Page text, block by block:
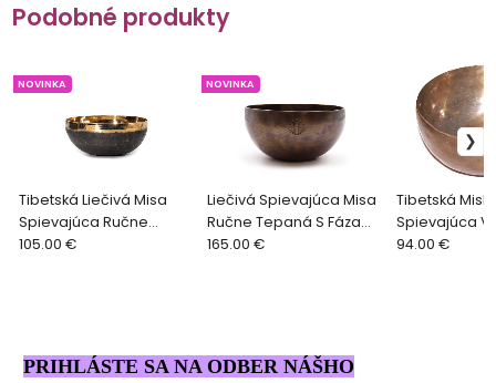
Podobné produkty
Tibetská Liečivá Misa
Spievajúca Ručne
Tepaná 15 cm
NOVINKA
105.00 €
Liečivá Spievajúca Misa
Ručne Tepaná S Fázami
Mesiaca 17 cm
NOVINKA
165.00 €
Tibetská
Spievajúca
19cm
94.00 €
PRIHLÁSTE SA NA ODBER NÁŠHO